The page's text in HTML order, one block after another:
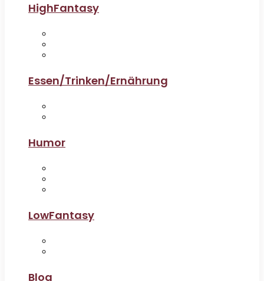
HighFantasy
Essen/Trinken/Ernährung
Humor
LowFantasy
Blog